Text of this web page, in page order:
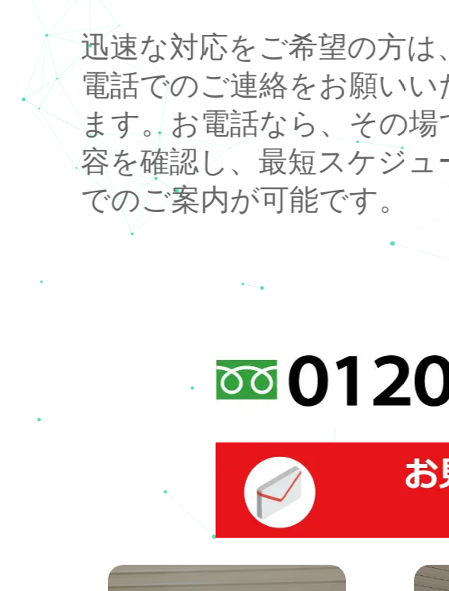
迅速な対応をご希望の方は
電話でのご連絡をお願いい
ます。お電話なら、その場
容を確認し、最短スケジュ
でのご案内が可能です。